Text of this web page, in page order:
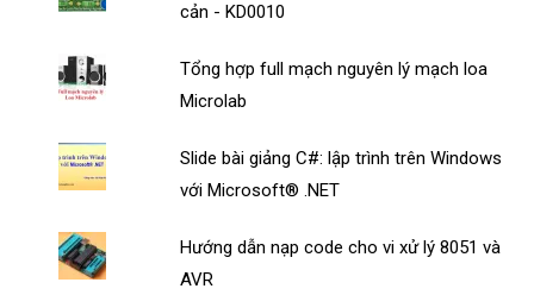
cản - KD0010
Tổng hợp full mạch nguyên lý mạch loa
Microlab
Slide bài giảng C#: lập trình trên Windows
với Microsoft® .NET
Hướng dẫn nạp code cho vi xử lý 8051 và
AVR